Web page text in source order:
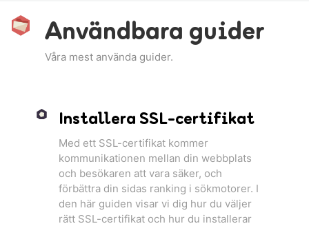
Användbara guider
Våra mest använda guider.
Installera SSL-certifikat
Med ett SSL-certifikat kommer
kommunikationen mellan din webbplats
och besökaren att vara säker, och
förbättra din sidas ranking i sökmotorer. I
den här guiden visar vi dig hur du väljer
rätt SSL-certifikat och hur du installerar